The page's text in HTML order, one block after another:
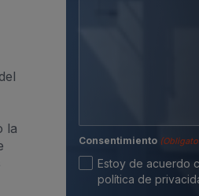
la
Consentimiento
Estoy de acuerdo
política de